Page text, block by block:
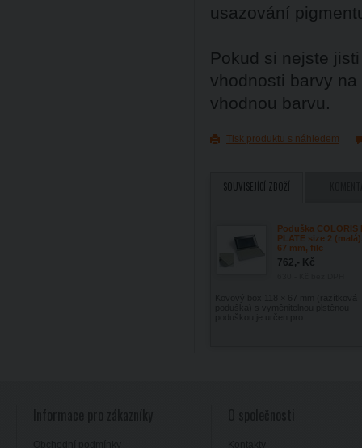
usazování
Pokud si nejste
vhodnosti barvy
vhodnou barvu.
Tisk produktu s náhledem
SOUVISEJÍCÍ ZBOŽÍ
Poduška COLORIS
PLATE size 2
67 mm, filc
762,- Kč